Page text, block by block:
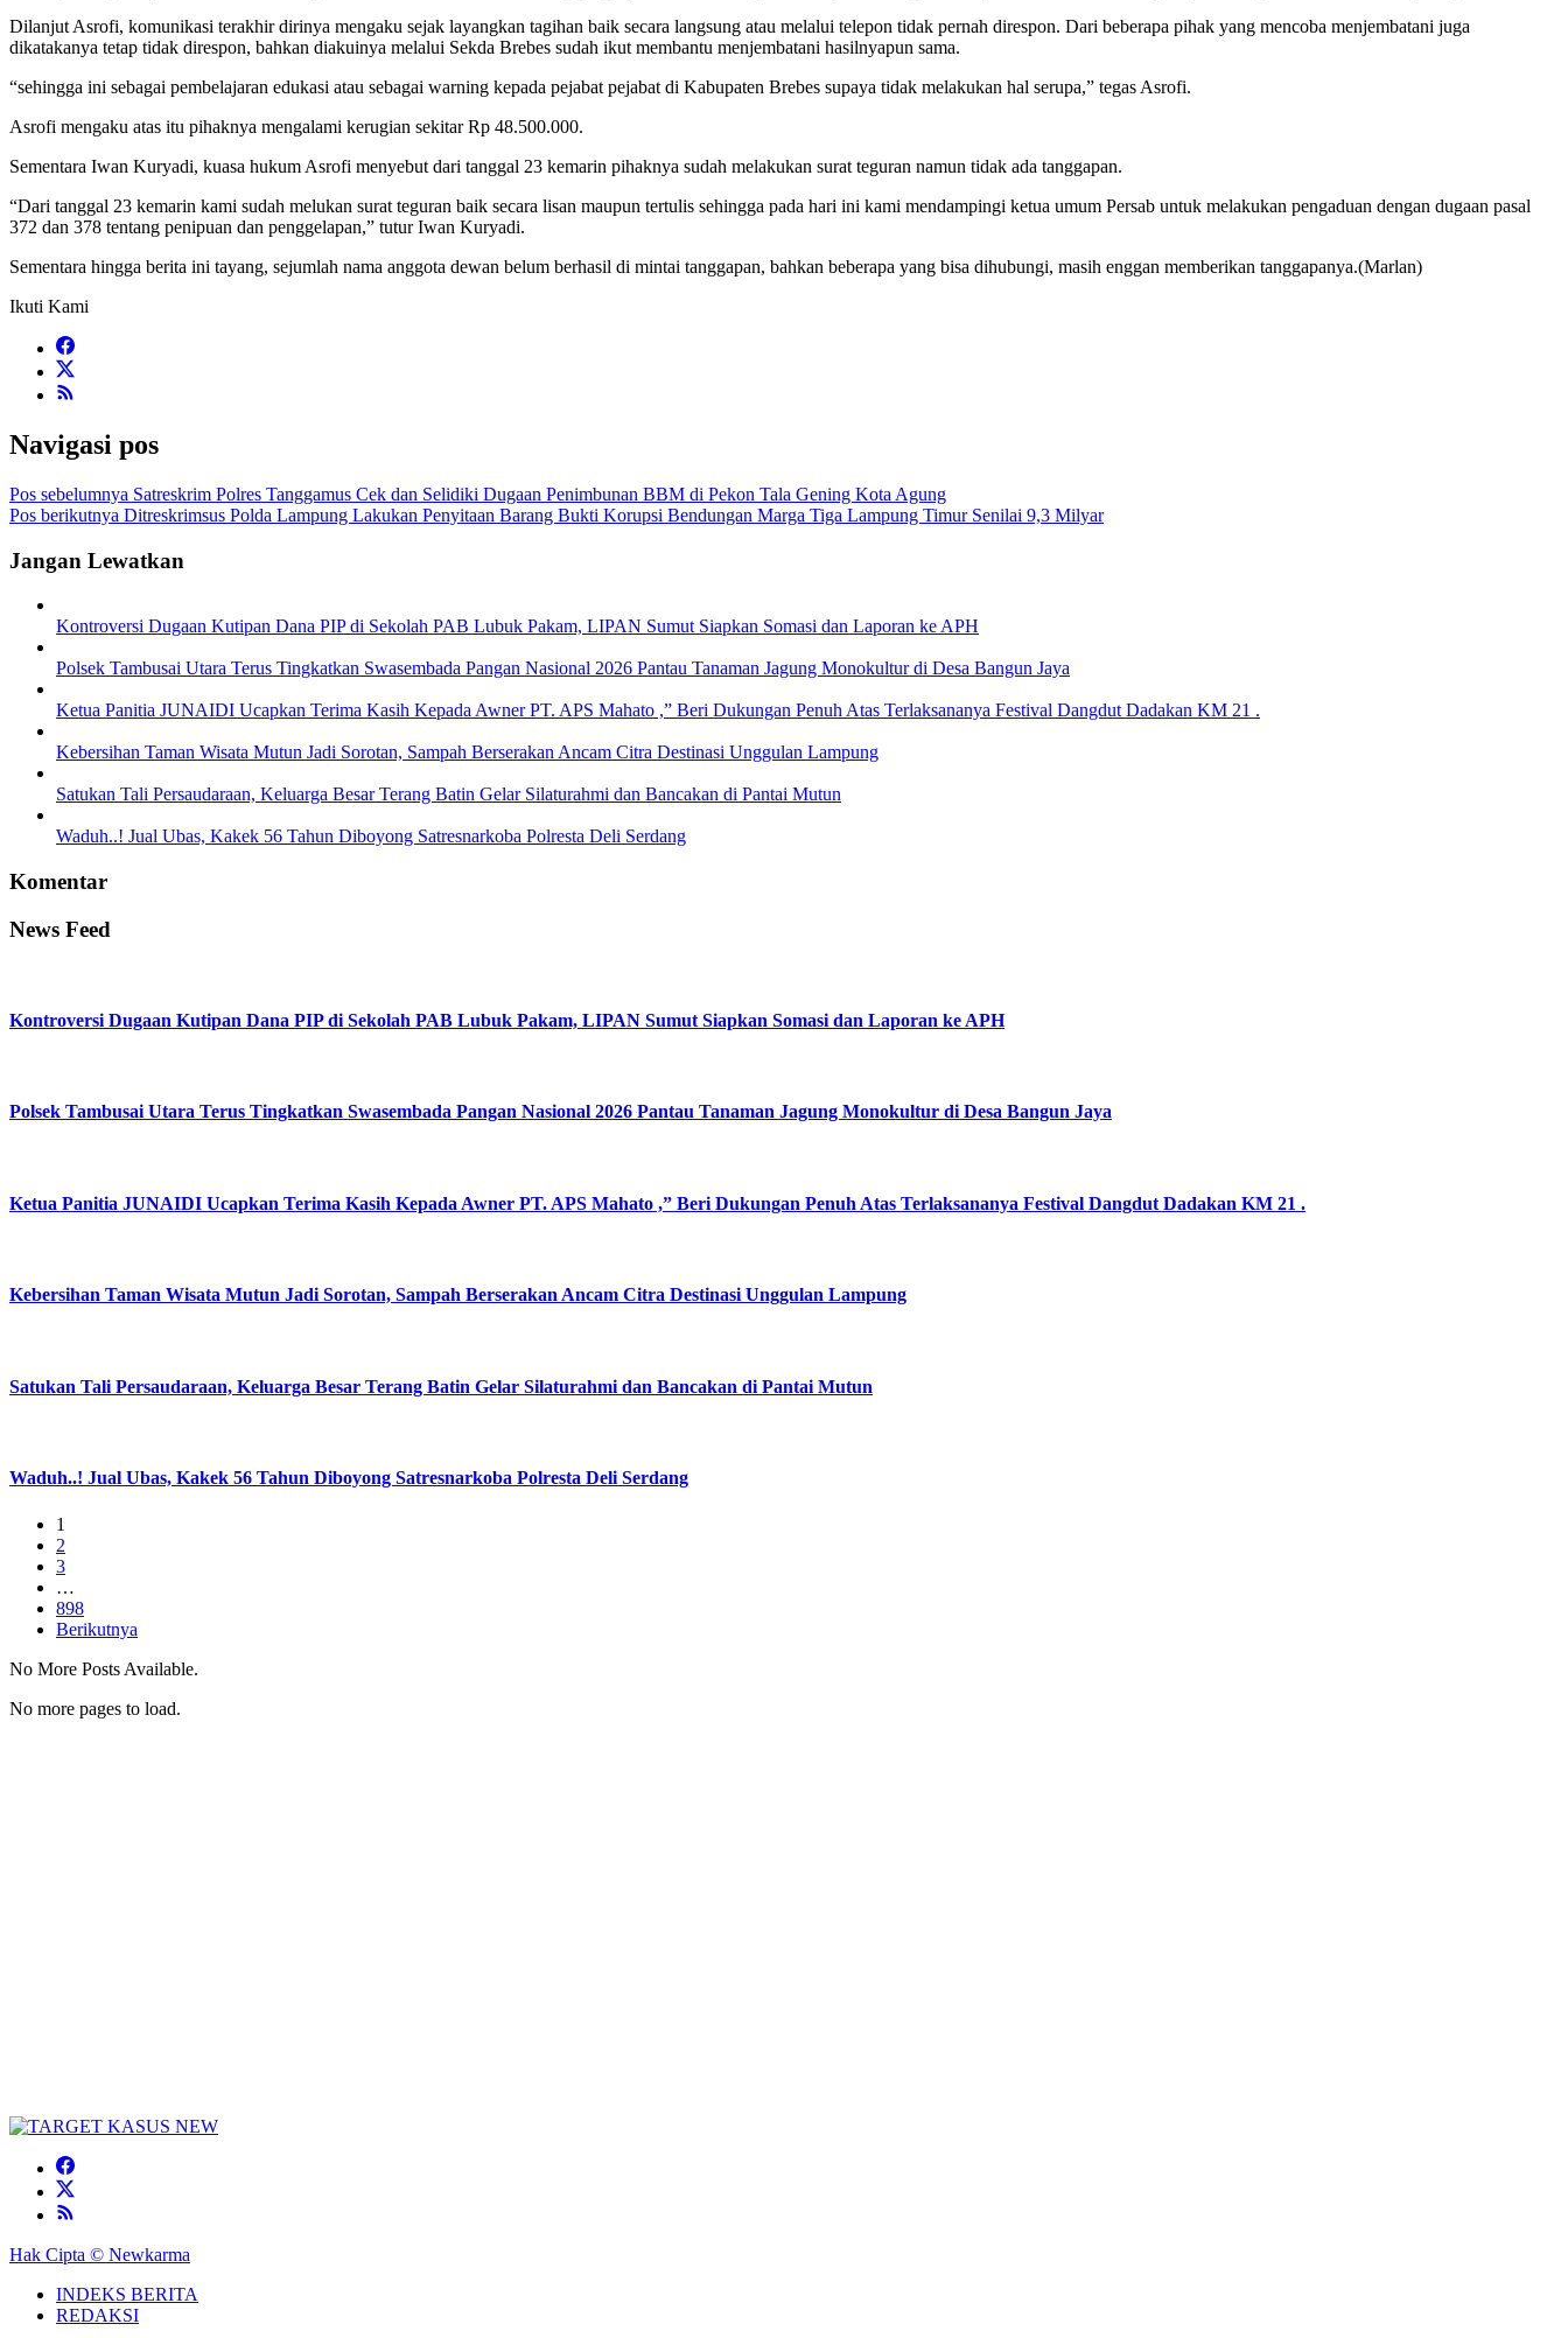
Dilanjut Asrofi, komunikasi terakhir dirinya mengaku sejak layangkan tagihan baik secara langsung atau melalui telepon tidak pernah direspon. Dari beberapa pihak yang mencoba menjembatani juga
dikatakanya tetap tidak direspon, bahkan diakuinya melalui Sekda Brebes sudah ikut membantu menjembatani hasilnyapun sama.
“sehingga ini sebagai pembelajaran edukasi atau sebagai warning kepada pejabat pejabat di Kabupaten Brebes supaya tidak melakukan hal serupa,” tegas Asrofi.
Asrofi mengaku atas itu pihaknya mengalami kerugian sekitar Rp 48.500.000.
Sementara Iwan Kuryadi, kuasa hukum Asrofi menyebut dari tanggal 23 kemarin pihaknya sudah melakukan surat teguran namun tidak ada tanggapan.
“Dari tanggal 23 kemarin kami sudah melukan surat teguran baik secara lisan maupun tertulis sehingga pada hari ini kami mendampingi ketua umum Persab untuk melakukan pengaduan dengan dugaan pasal
372 dan 378 tentang penipuan dan penggelapan,” tutur Iwan Kuryadi.
Sementara hingga berita ini tayang, sejumlah nama anggota dewan belum berhasil di mintai tanggapan, bahkan beberapa yang bisa dihubungi, masih enggan memberikan tanggapanya.(Marlan)
Ikuti Kami
Navigasi pos
Pos sebelumnya Satreskrim Polres Tanggamus Cek dan Selidiki Dugaan Penimbunan BBM di Pekon Tala Gening Kota Agung
Pos berikutnya Ditreskrimsus Polda Lampung Lakukan Penyitaan Barang Bukti Korupsi Bendungan Marga Tiga Lampung Timur Senilai 9,3 Milyar
Jangan Lewatkan
Kontroversi Dugaan Kutipan Dana PIP di Sekolah PAB Lubuk Pakam, LIPAN Sumut Siapkan Somasi dan Laporan ke APH
Polsek Tambusai Utara Terus Tingkatkan Swasembada Pangan Nasional 2026 Pantau Tanaman Jagung Monokultur di Desa Bangun Jaya
Ketua Panitia JUNAIDI Ucapkan Terima Kasih Kepada Awner PT. APS Mahato ,” Beri Dukungan Penuh Atas Terlaksananya Festival Dangdut Dadakan KM 21 .
Kebersihan Taman Wisata Mutun Jadi Sorotan, Sampah Berserakan Ancam Citra Destinasi Unggulan Lampung
Satukan Tali Persaudaraan, Keluarga Besar Terang Batin Gelar Silaturahmi dan Bancakan di Pantai Mutun
Waduh..! Jual Ubas, Kakek 56 Tahun Diboyong Satresnarkoba Polresta Deli Serdang
Komentar
News Feed
Kontroversi Dugaan Kutipan Dana PIP di Sekolah PAB Lubuk Pakam, LIPAN Sumut Siapkan Somasi dan Laporan ke APH
Polsek Tambusai Utara Terus Tingkatkan Swasembada Pangan Nasional 2026 Pantau Tanaman Jagung Monokultur di Desa Bangun Jaya
Ketua Panitia JUNAIDI Ucapkan Terima Kasih Kepada Awner PT. APS Mahato ,” Beri Dukungan Penuh Atas Terlaksananya Festival Dangdut Dadakan KM 21 .
Kebersihan Taman Wisata Mutun Jadi Sorotan, Sampah Berserakan Ancam Citra Destinasi Unggulan Lampung
Satukan Tali Persaudaraan, Keluarga Besar Terang Batin Gelar Silaturahmi dan Bancakan di Pantai Mutun
Waduh..! Jual Ubas, Kakek 56 Tahun Diboyong Satresnarkoba Polresta Deli Serdang
1
2
3
…
898
Berikutnya
No More Posts Available.
No more pages to load.
Hak Cipta © Newkarma
INDEKS BERITA
REDAKSI